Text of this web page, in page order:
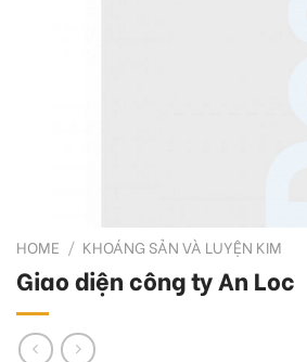
HOME / KHOÁNG SẢN VÀ LUYỆN KIM
Giao diện công ty An Loc